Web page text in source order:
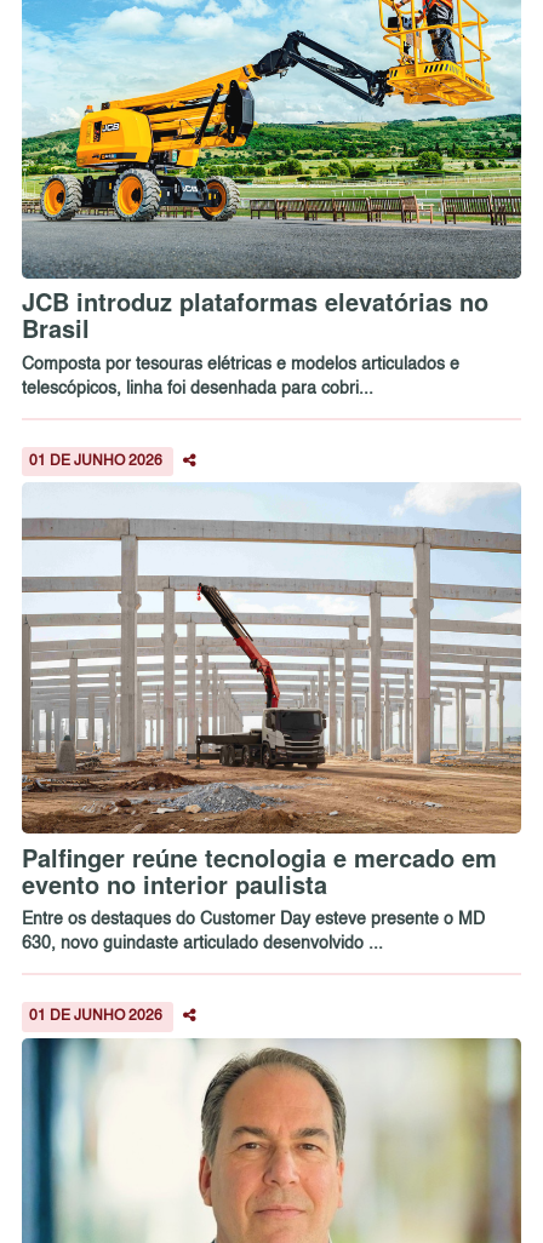
JCB introduz plataformas elevatórias no
Brasil
Composta por tesouras elétricas e modelos articulados e
telescópicos, linha foi desenhada para cobri...
01 DE JUNHO 2026
Palfinger reúne tecnologia e mercado em
evento no interior paulista
Entre os destaques do Customer Day esteve presente o MD
630, novo guindaste articulado desenvolvido ...
01 DE JUNHO 2026